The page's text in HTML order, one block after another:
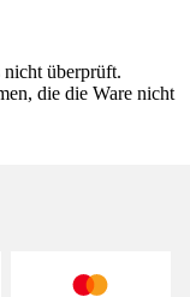
überprüft.
die die Ware nicht